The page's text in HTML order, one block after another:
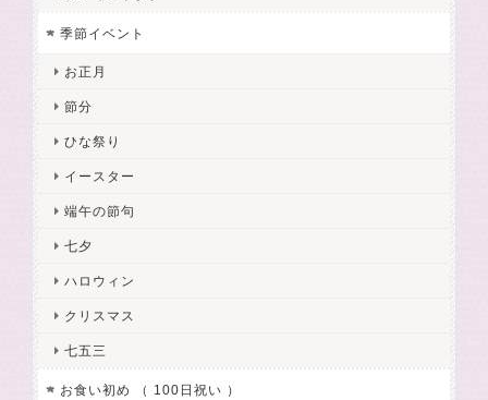
季節イベント
お正月
節分
ひな祭り
イースター
端午の節句
七夕
ハロウィン
クリスマス
七五三
お食い初め （ 100日祝い ）